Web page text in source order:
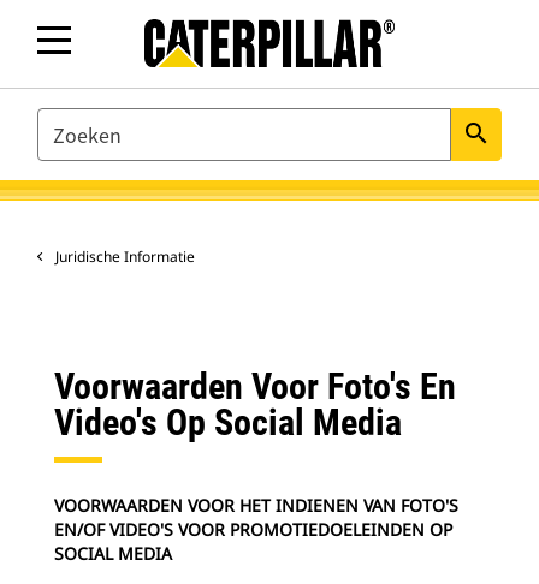
SEARCH search
Juridische Informatie
Voorwaarden Voor Foto's En
Video's Op Social Media
VOORWAARDEN VOOR HET INDIENEN VAN FOTO'S
EN/OF VIDEO'S VOOR PROMOTIEDOELEINDEN OP
SOCIAL MEDIA